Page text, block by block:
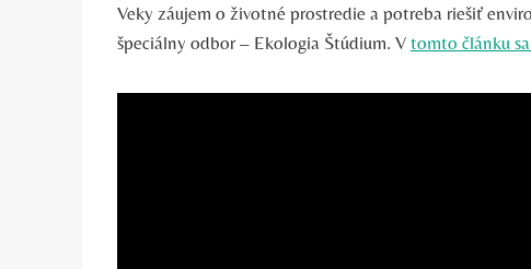
Veky záujem o životné prostredie a potreba riešiť
špeciálny odbor – Ekologia Štúdium. V tomto článku